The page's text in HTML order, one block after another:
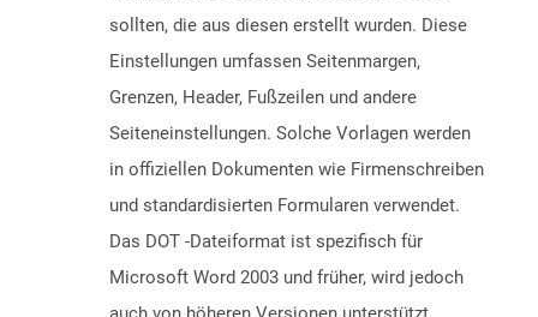
sollten, die aus diesen erstellt wurden. Diese
Einstellungen umfassen Seitenmargen,
Grenzen, Header, Fußzeilen und andere
Seiteneinstellungen. Solche Vorlagen werden
in offiziellen Dokumenten wie Firmenschreiben
und standardisierten Formularen verwendet.
Das DOT -Dateiformat ist spezifisch für
Microsoft Word 2003 und früher, wird jedoch